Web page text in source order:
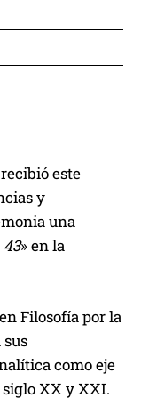
este
y
una
» en la
Filosofía por la
como eje
XX y XXI.